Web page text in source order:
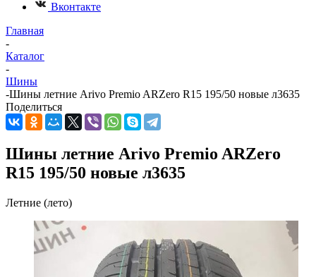
Вконтакте
Главная
-
Каталог
-
Шины
-Шины летние Arivo Premio ARZero R15 195/50 новые л3635
Поделиться
Шины летние Arivo Premio ARZero
R15 195/50 новые л3635
Летние (лето)